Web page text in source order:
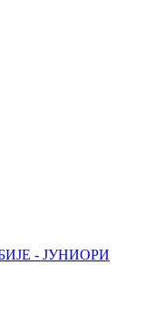
- ЈУНИОРИ